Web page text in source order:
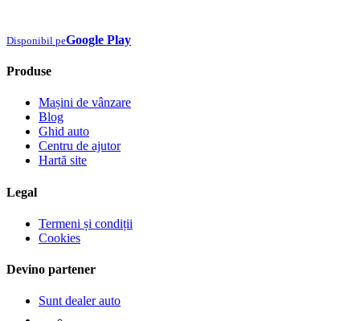
Disponibil peGoogle Play
Produse
Mașini de vânzare
Blog
Ghid auto
Centru de ajutor
Hartă site
Legal
Termeni și condiții
Cookies
Devino partener
Sunt dealer auto